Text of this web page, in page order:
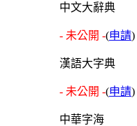
中文大辭典
- 未公開 -(申請)
漢語大字典
- 未公開 -(申請)
中華字海